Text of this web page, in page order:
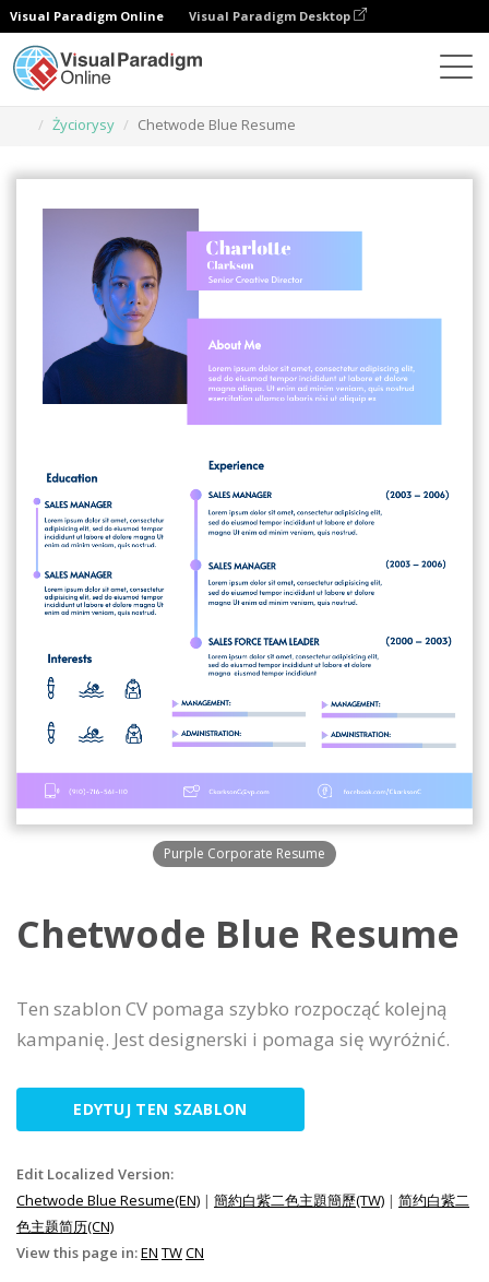
Visual Paradigm Online Visual Paradigm Desktop
Życiorysy
Chetwode Blue Resume
Purple Corporate Resume
Chetwode Blue Resume
Ten szablon CV pomaga szybko rozpocząć kolejną
kampanię. Jest designerski i pomaga się wyróżnić.
EDYTUJ TEN SZABLON
Edit Localized Version:
Chetwode Blue Resume(EN) | 簡約白紫二色主題簡歷(TW) | 简约白紫二
色主题简历(CN)
View this page in:EN TWCN